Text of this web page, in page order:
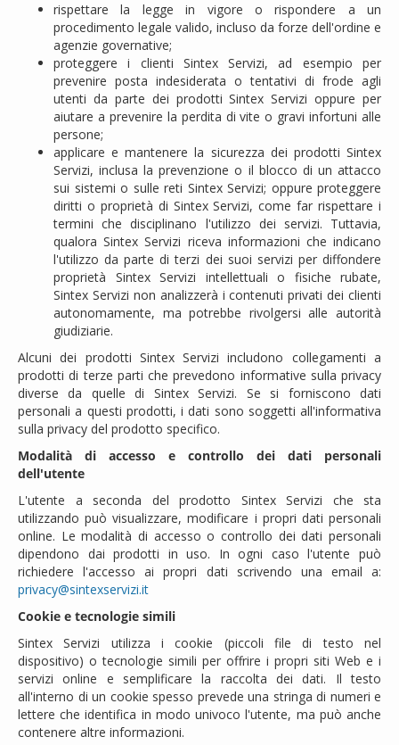
rispettare la legge in vigore o rispondere a un
procedimento legale valido, incluso da forze dell'ordine e
agenzie governative;
proteggere i clienti Sintex Servizi, ad esempio per
prevenire posta indesiderata o tentativi di frode agli
utenti da parte dei prodotti Sintex Servizi oppure per
aiutare a prevenire la perdita di vite o gravi infortuni alle
persone;
applicare e mantenere la sicurezza dei prodotti Sintex
Servizi, inclusa la prevenzione o il blocco di un attacco
sui sistemi o sulle reti Sintex Servizi; oppure proteggere
diritti o proprietà di Sintex Servizi, come far rispettare i
termini che disciplinano l'utilizzo dei servizi. Tuttavia,
qualora Sintex Servizi riceva informazioni che indicano
l'utilizzo da parte di terzi dei suoi servizi per diffondere
proprietà Sintex Servizi intellettuali o fisiche rubate,
Sintex Servizi non analizzerà i contenuti privati dei clienti
autonomamente, ma potrebbe rivolgersi alle autorità
giudiziarie.
Alcuni dei prodotti Sintex Servizi includono collegamenti a
prodotti di terze parti che prevedono informative sulla privacy
diverse da quelle di Sintex Servizi. Se si forniscono dati
personali a questi prodotti, i dati sono soggetti all'informativa
sulla privacy del prodotto specifico.
Modalità di accesso e controllo dei dati personali
dell'utente
L'utente a seconda del prodotto Sintex Servizi che sta
utilizzando può visualizzare, modificare i propri dati personali
online. Le modalità di accesso o controllo dei dati personali
dipendono dai prodotti in uso. In ogni caso l'utente può
richiedere l'accesso ai propri dati scrivendo una email a:
privacy@sintexservizi.it
Cookie e tecnologie simili
Sintex Servizi utilizza i cookie (piccoli file di testo nel
dispositivo) o tecnologie simili per offrire i propri siti Web e i
servizi online e semplificare la raccolta dei dati. Il testo
all'interno di un cookie spesso prevede una stringa di numeri e
lettere che identifica in modo univoco l'utente, ma può anche
contenere altre informazioni.